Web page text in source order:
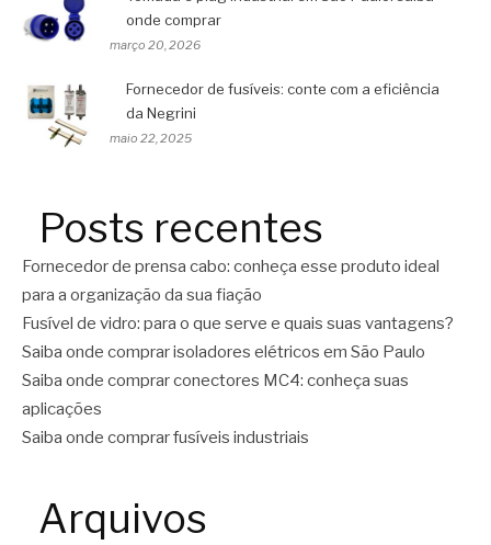
onde comprar
março 20, 2026
Fornecedor de fusíveis: conte com a eficiência
da Negrini
maio 22, 2025
Posts recentes
Fornecedor de prensa cabo: conheça esse produto ideal
para a organização da sua fiação
Fusível de vidro: para o que serve e quais suas vantagens?
Saiba onde comprar isoladores elétricos em São Paulo
Saiba onde comprar conectores MC4: conheça suas
aplicações
Saiba onde comprar fusíveis industriais
Arquivos